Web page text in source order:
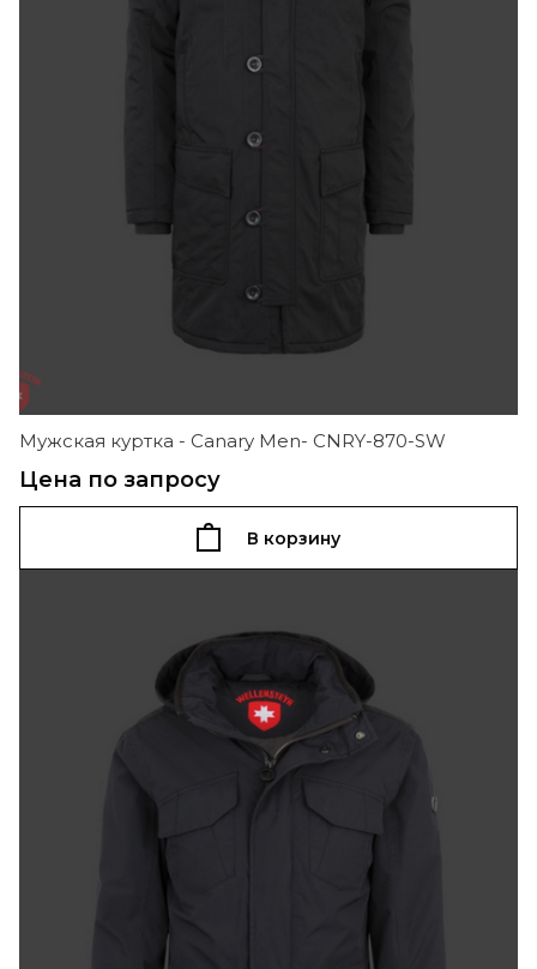
Мужская куртка - Canary Men- CNRY-870-SW
Цена по запросу
В корзину